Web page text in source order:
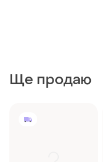
Ще продаю